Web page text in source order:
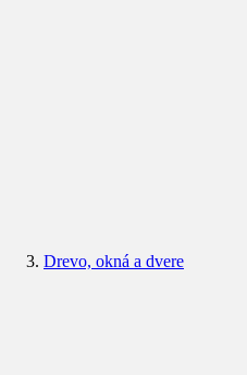
Drevo, okná a dvere